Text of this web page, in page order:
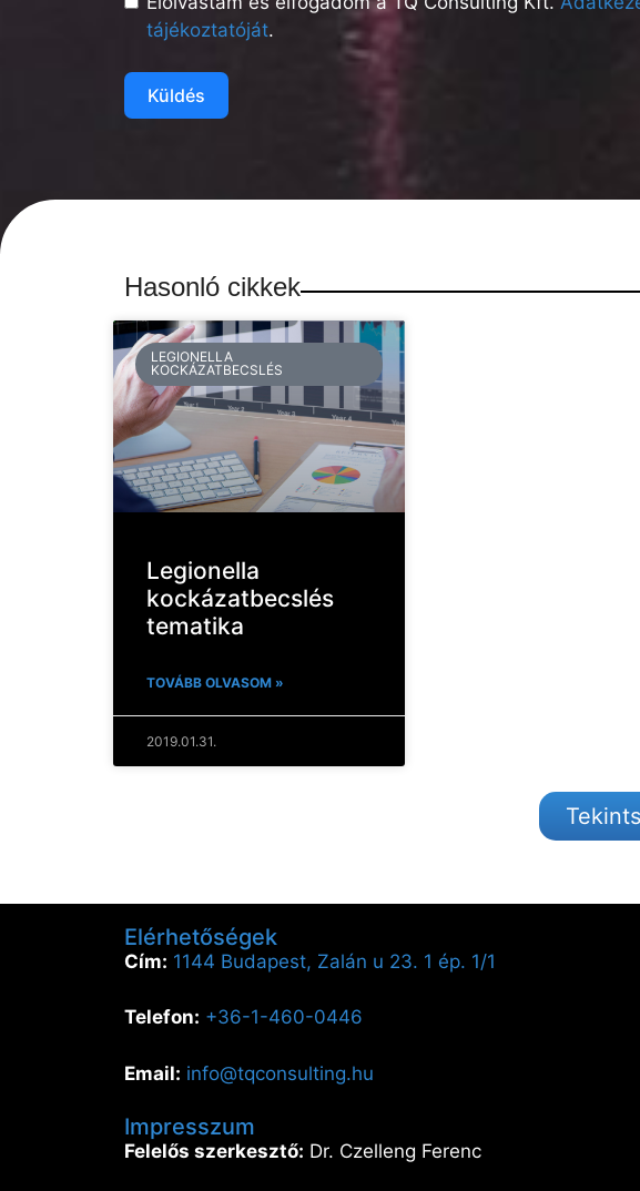
tájékoztatóját.
Küldés
Hasonló cikkek
LEGIONELLA
KOCKÁZATBECSLÉS
Legionella
kockázatbecslés
tematika
TOVÁBB OLVASOM »
2019.01.31.
Elérhetőségek
Cím: 1144 Budapest, Zalán u 23. 1 ép. 1/1
Telefon: +36-1-460-0446
Email: info@tqconsulting.hu
Impresszum
Felelős szerkesztő: Dr. Czelleng Ferenc